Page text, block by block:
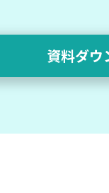
資料ダウ